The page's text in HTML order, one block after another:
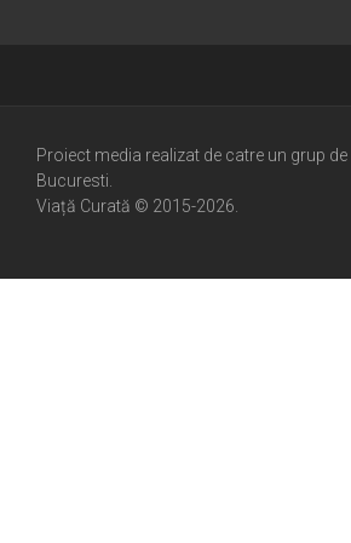
Proiect media realizat de catre un grup
Bucuresti.
Viață Curată © 2015-2026.